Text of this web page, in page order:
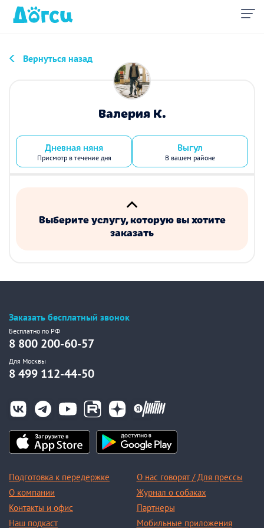
Вернуться назад
Валерия К.
Дневная няня
Присмотр в течение дня
Выгул
В вашем районе
Выберите услугу, которую вы хотите
заказать
Заказать бесплатный звонок
Бесплатно по РФ
8 800 200-60-57
Для Москвы
8 499 112-44-50
Подготовка к передержке
О компании
Контакты и офис
Наш подкаст
О нас говорят / Для прессы
Журнал о собаках
Партнеры
Мобильные приложения